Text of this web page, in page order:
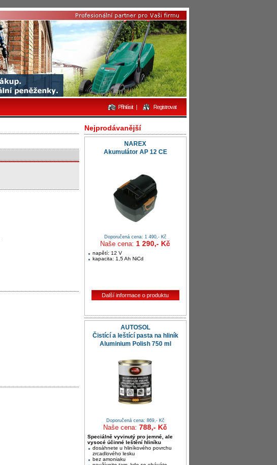
Přihlásit | Registrovat
Nejprodávanější
NAREX
Akumulátor AP 12 CE
Doporučená cena: 1 490,- Kč
Naše cena: 1 290,- Kč
napětí: 12 V
kapacita: 1,5 Ah NiCd
Další informace o produktu
AUTOSOL
Čistící a leštící pasta na hliník
Aluminium Polish 750 ml
Doporučená cena: 869,- Kč
Naše cena: 788,- Kč
Speciálně vyvinutý pro jemné, ale
vysocé účinné leštění hliníku
dosáhnete u hliníkového povrchu
zrcadlového lesku
bez amoniaku